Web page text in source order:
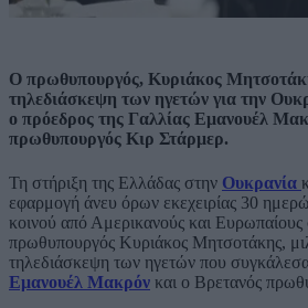
Ο πρωθυπουργός, Κυριάκος
τηλεδιάσκεψη των ηγετών για την
ο πρόεδρος της Γαλλίας Εμανουέλ
πρωθυπουργός Κιρ Στάρμερ.
Τη στήριξη της Ελλάδας στην Ουκρανία
εφαρμογή άνευ όρων εκεχειρίας 30
κοινού από Αμερικανούς και
πρωθυπουργός Κυριάκος Μητσοτάκης,
τηλεδιάσκεψη των ηγετών που
Εμανουέλ Μακρόν και ο Βρετανός